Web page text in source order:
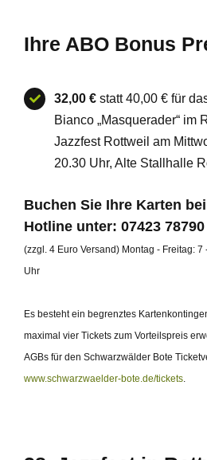
Ihre ABO Bonus
32,00 € statt 40,00 € für
Bianco „Masquerader“ im
Jazzfest Rottweil am
20.30 Uhr, Alte Stallhalle
Buchen Sie Ihre Karten
Hotline unter: 07423 78790
(zzgl. 4 Euro Versand) Montag - Freitag: 7
Uhr
Es besteht ein begrenztes
maximal vier Tickets zum Vorteilspreis
AGBs für den Schwarzwälder Bote
www.schwarzwaelder-bote.de/tickets.